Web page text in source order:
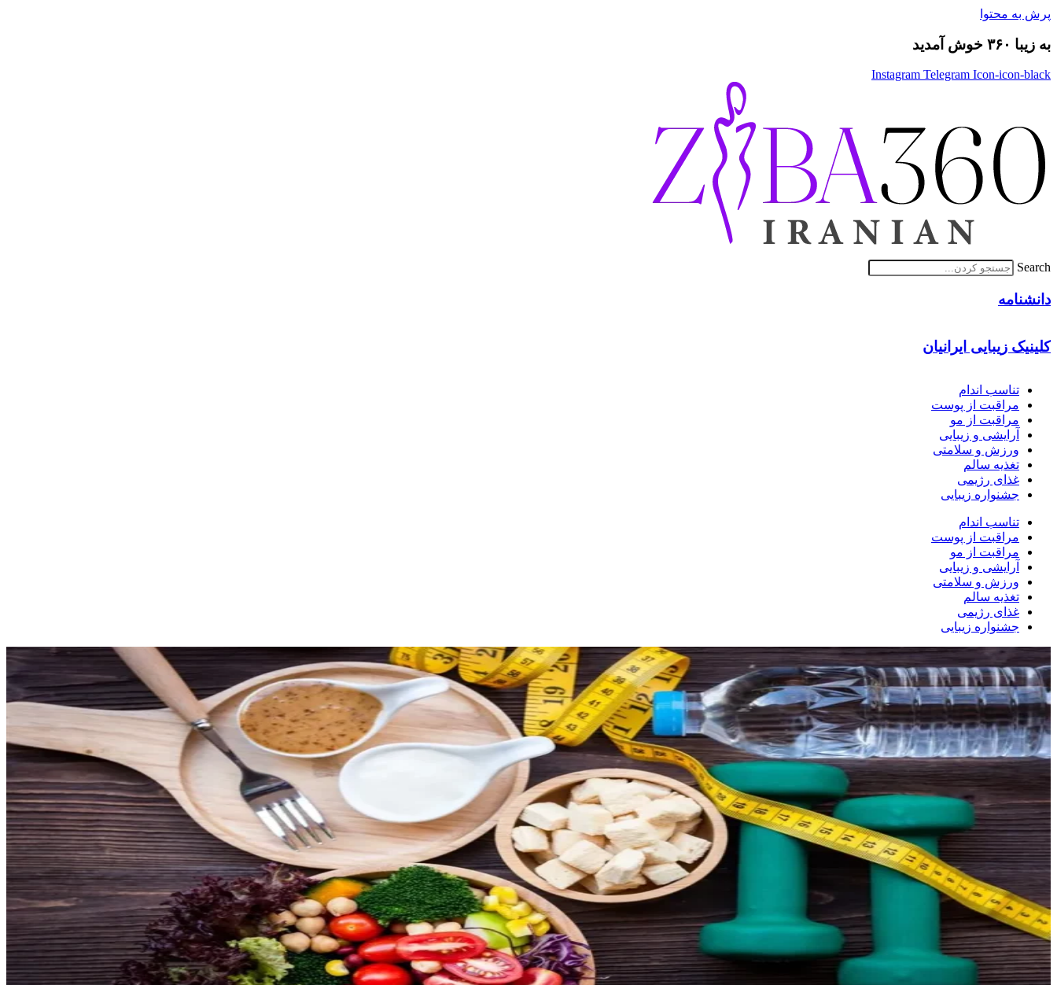
پرش به محتوا
به زیبا ۳۶۰ خوش آمدید
Instagram Telegram Icon-icon-black
Search
دانشنامه
کلینیک زیبایی ایرانیان
تناسب اندام
مراقبت از پوست
مراقبت از مو
آرایشی و زیبایی
ورزش و سلامتی
تغذیه سالم
غذای رژیمی
جشنواره زیبایی
تناسب اندام
مراقبت از پوست
مراقبت از مو
آرایشی و زیبایی
ورزش و سلامتی
تغذیه سالم
غذای رژیمی
جشنواره زیبایی